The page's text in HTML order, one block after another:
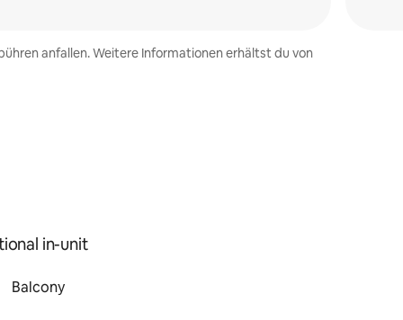
anfallen. Weitere Informationen erhältst du von
in-unit
Balcony